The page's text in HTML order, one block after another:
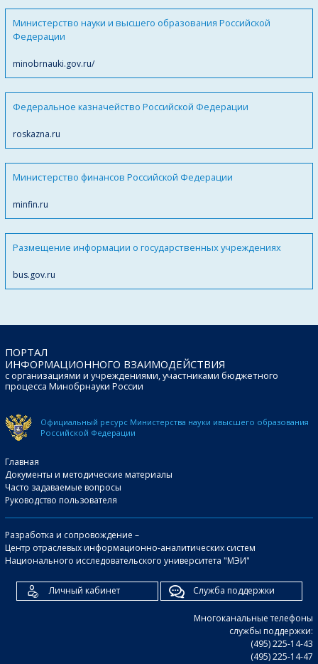
Министерство науки и высшего образования Российской
Федерации
minobrnauki.gov.ru/
Федеральное казначейство Российской Федерации
roskazna.ru
Министерство финансов Российской Федерации
minfin.ru
Размещение информации о государственных учреждениях
bus.gov.ru
ПОРТАЛ
ИНФОРМАЦИОННОГО ВЗАИМОДЕЙСТВИЯ
с организациями и учреждениями, участниками бюджетного
процесса Минобрнауки России
Официальный ресурс Министерства науки ивысшего образования
Российской Федерации
Главная
Документы и методические материалы
Часто задаваемые вопросы
Руководство пользователя
Разработка и сопровождение –
Центр отраслевых информационно-аналитических систем
Национального исследовательского университета "МЭИ"
Личный кабинет Служба поддержки
Многоканальные телефоны
службы поддержки:
(495) 225-14-43
(495) 225-14-47